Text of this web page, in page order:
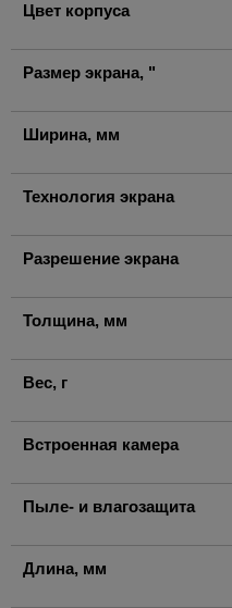
Цвет корпуса
Размер экрана, "
Ширина, мм
Технология экрана
Разрешение экрана
Толщина, мм
Вес, г
Встроенная камера
Пыле- и влагозащита
Длина, мм